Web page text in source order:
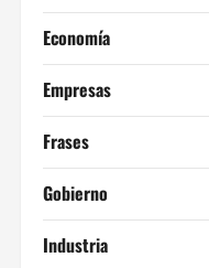
Economía
Empresas
Frases
Gobierno
Industria